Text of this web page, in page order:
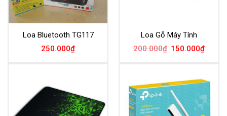
Loa Bluetooth TG117
250.000₫
Loa Gỗ Máy Tính
200.000₫ Giá
150.000₫Giá